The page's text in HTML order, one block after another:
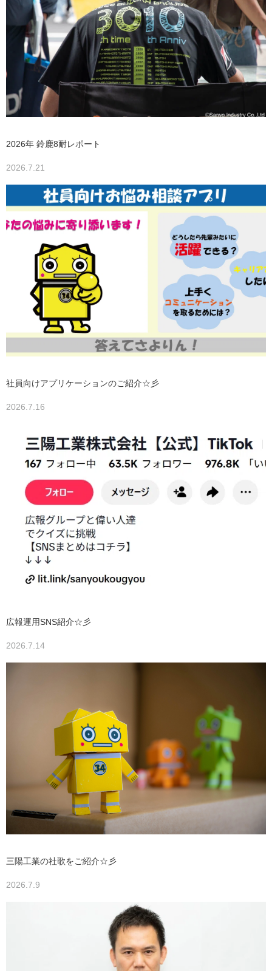
2026年 鈴鹿8耐レポート
2026.7.21
社員向けアプリケーションのご紹介☆彡
2026.7.16
広報運用SNS紹介☆彡
2026.7.14
三陽工業の社歌をご紹介☆彡
2026.7.9